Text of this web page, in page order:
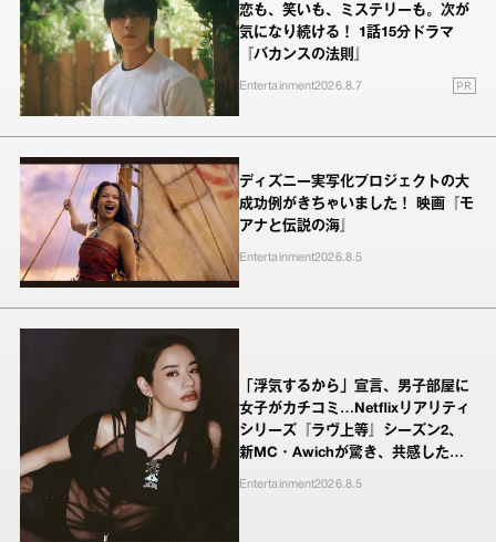
恋も、笑いも、ミステリーも。次が
気になり続ける！ 1話15分ドラマ
『バカンスの法則』
Entertainment2026.8.7 PR
ディズニー実写化プロジェクトの大
成功例がきちゃいました！ 映画『モ
アナと伝説の海』
Entertainment2026.8.5
「浮気するから」宣言、男子部屋に
女子がカチコミ…Netflixリアリティ
シリーズ『ラヴ上等』シーズン2、
新MC・Awichが驚き、共感したヤ
Entertainment2026.8.5